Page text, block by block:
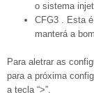
o sistema
CFG3 . Esta
manterá a
Para aletrar as
para a próxima
a tecla “>”.